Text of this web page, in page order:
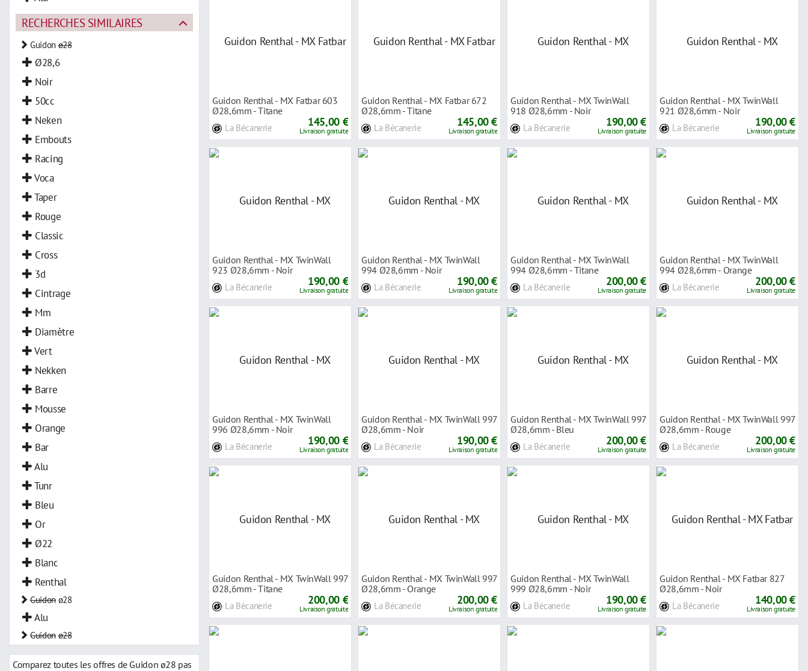
RECHERCHES SIMILAIRES
Guidonø28
Ø28,6
Noir
50cc
Neken
Embouts
Racing
Voca
Taper
Rouge
Classic
Cross
3d
Cintrage
Mm
Diamètre
Vert
Nekken
Barre
Mousse
Orange
Bar
Alu
Tunr
Bleu
Or
Ø22
Blanc
Renthal
Guidonø28
Alu
Guidonø28
Ø28,6 Pro
Comparez toutes les offres de Guidon ø28 pas
Guidon Renthal - MX Fatbar 603
Ø28,6mm - Titane
La Bécanerie 145,00 €
Livraison gratuite
Guidon Renthal - MX Fatbar 672
Ø28,6mm - Titane
La Bécanerie 145,00 €
Livraison gratuite
Guidon Renthal - MX TwinWall
918 Ø28,6mm - Noir
La Bécanerie 190,00 €
Livraison gratuite
Guidon Renthal - MX TwinWall
921 Ø28,6mm - Noir
La Bécanerie 190,00 €
Livraison gratuite
Guidon Renthal - MX TwinWall
923 Ø28,6mm - Noir
La Bécanerie 190,00 €
Livraison gratuite
Guidon Renthal - MX TwinWall
994 Ø28,6mm - Noir
La Bécanerie 190,00 €
Livraison gratuite
Guidon Renthal - MX TwinWall
994 Ø28,6mm - Titane
La Bécanerie 200,00 €
Livraison gratuite
Guidon Renthal - MX TwinWall
994 Ø28,6mm - Orange
La Bécanerie 200,00 €
Livraison gratuite
Guidon Renthal - MX TwinWall
996 Ø28,6mm - Noir
La Bécanerie 190,00 €
Livraison gratuite
Guidon Renthal - MX TwinWall 997
Ø28,6mm - Noir
La Bécanerie 190,00 €
Livraison gratuite
Guidon Renthal - MX TwinWall 997
Ø28,6mm - Bleu
La Bécanerie 200,00 €
Livraison gratuite
Guidon Renthal - MX TwinWall 997
Ø28,6mm - Rouge
La Bécanerie 200,00 €
Livraison gratuite
Guidon Renthal - MX TwinWall 997
Ø28,6mm - Titane
La Bécanerie 200,00 €
Livraison gratuite
Guidon Renthal - MX TwinWall 997
Ø28,6mm - Orange
La Bécanerie 200,00 €
Livraison gratuite
Guidon Renthal - MX TwinWall
999 Ø28,6mm - Noir
La Bécanerie 190,00 €
Livraison gratuite
Guidon Renthal - MX Fatbar 827
Ø28,6mm - Noir
La Bécanerie 140,00 €
Livraison gratuite